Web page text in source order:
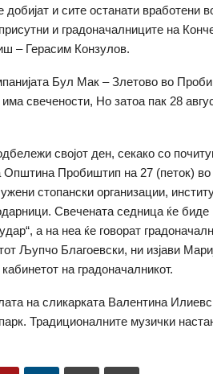
добијат и сите останати вработени
и градоначалниците на
– Герасим Конзулов.
Бул Мак – Злетово во
свечености, Но затоа пак 28
својот ден, секако со
Општина Пробиштип на 27 (петок) во
стопански организации,
Свечената седница ќе биде
а на неа ќе говорат
Љупчо Благоевски, ни изјави
на градоначалникот.
на сликарката Валентина
Традиционалните музички